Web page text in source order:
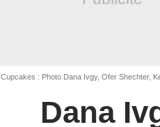
Cupcakes : Photo Dana Ivgy, Ofer Shechter,
Dana